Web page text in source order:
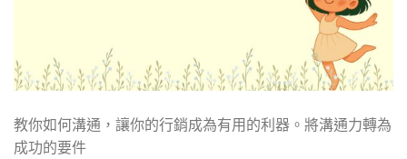
教你如何溝通，讓你的行銷成為有用的利器。將溝通力轉為
成功的要件